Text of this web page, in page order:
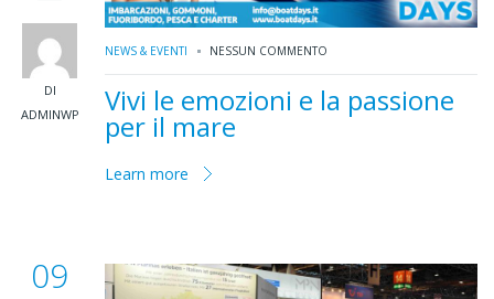
DI
ADMINWP
NEWS & EVENTI NESSUN COMMENTO
Vivi le emozioni e la passione
per il mare
Learn more
09